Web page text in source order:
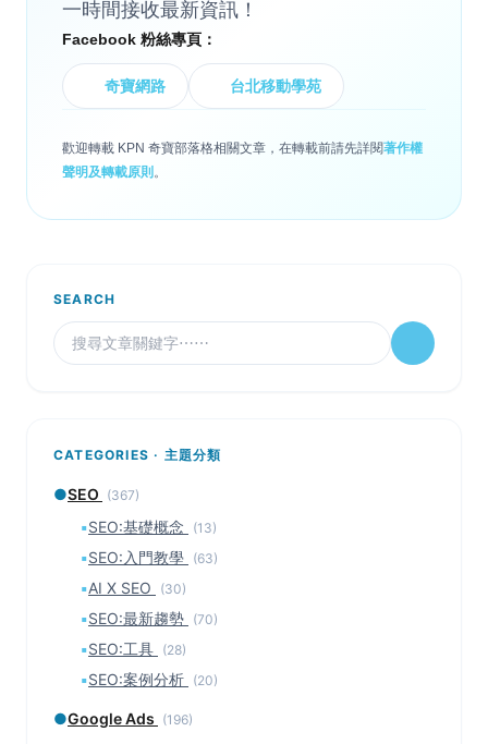
一時間接收最新資訊！
Facebook 粉絲專頁：
奇寶網路 台北移動學苑
歡迎轉載 KPN 奇寶部落格相關文章，在轉載前請先詳閱著作權
聲明及轉載原則 。
SEARCH
CATEGORIES · 主題分類
●SEO (367)
▪SEO:基礎概念 (13)
▪SEO:入門教學 (63)
▪AI X SEO (30)
▪SEO:最新趨勢 (70)
▪SEO:工具 (28)
▪SEO:案例分析 (20)
●Google Ads (196)